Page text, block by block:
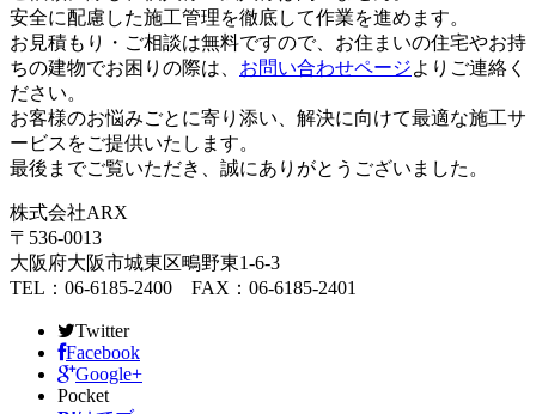
安全に配慮した施工管理を徹底して作業を進めます。
お見積もり・ご相談は無料ですので、お住まいの住宅やお持
ちの建物でお困りの際は、 お問い合わせページよりご連絡く
ださい。
お客様のお悩みごとに寄り添い、解決に向けて最適な施工サ
ービスをご提供いたします。
最後までご覧いただき、誠にありがとうございました。
株式会社ARX
〒536-0013
大阪府大阪市城東区鴫野東1-6-3
TEL：06-6185-2400 FAX：06-6185-2401
Twitter
Facebook
Google+
Pocket